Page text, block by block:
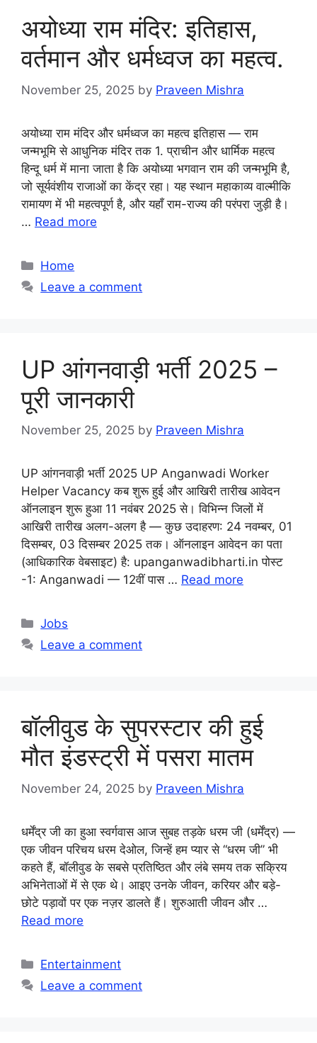
अयोध्या राम मंदिर: इतिहास,
वर्तमान और धर्मध्वज का महत्व.
November 25, 2025 by Praveen Mishra
अयोध्या राम मंदिर और धर्मध्वज का महत्व इतिहास — राम
जन्मभूमि से आधुनिक मंदिर तक 1. प्राचीन और धार्मिक महत्व
हिन्दू धर्म में माना जाता है कि अयोध्या भगवान राम की जन्मभूमि है,
जो सूर्यवंशीय राजाओं का केंद्र रहा। यह स्थान महाकाव्य वाल्मीकि
रामायण में भी महत्वपूर्ण है, और यहाँ राम-राज्य की परंपरा जुड़ी है।
… Read more
Categories
Home
Leave a comment
UP आंगनवाड़ी भर्ती 2025 –
पूरी जानकारी
November 25, 2025 by Praveen Mishra
UP आंगनवाड़ी भर्ती 2025 UP Anganwadi Worker
Helper Vacancy कब शुरू हुई और आखिरी तारीख आवेदन
ऑनलाइन शुरू हुआ 11 नवंबर 2025 से। विभिन्न जिलों में
आखिरी तारीख अलग-अलग है — कुछ उदाहरण: 24 नवम्बर, 01
दिसम्बर, 03 दिसम्बर 2025 तक। ऑनलाइन आवेदन का पता
(आधिकारिक वेबसाइट) है: upanganwadibharti.in पोस्ट
-1: Anganwadi — 12वीं पास … Read more
Categories
Jobs
Leave a comment
बॉलीवुड के सुपरस्टार की हुई
मौत इंडस्ट्री में पसरा मातम
November 24, 2025 by Praveen Mishra
धर्मेंद्र जी का हुआ स्वर्गवास आज सुबह तड़के धरम जी (धर्मेंद्र) —
एक जीवन परिचय धरम देओल, जिन्हें हम प्यार से “धरम जी” भी
कहते हैं, बॉलीवुड के सबसे प्रतिष्ठित और लंबे समय तक सक्रिय
अभिनेताओं में से एक थे। आइए उनके जीवन, करियर और बड़े-
छोटे पड़ावों पर एक नज़र डालते हैं। शुरुआती जीवन और …
Read more
Categories
Entertainment
Leave a comment